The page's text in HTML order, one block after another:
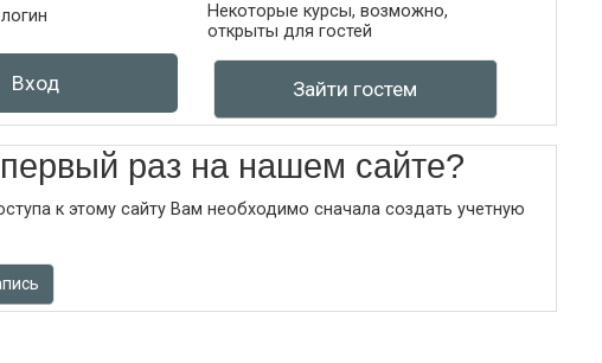
Вход
Некоторые курсы, возможно,
открыты для гостей
Зайти гостем
раз на нашем сайте?
к этому сайту Вам необходимо сначала создать учетную